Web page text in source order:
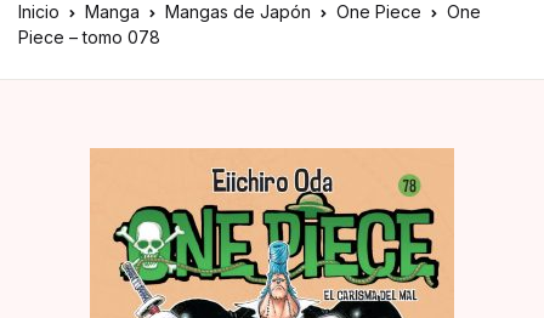
Inicio Manga Mangas de Japón One Piece
One
Piece – tomo 078